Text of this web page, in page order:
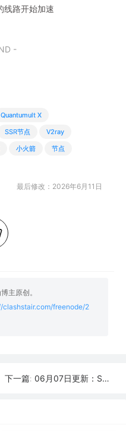
线路开始加速
-
Quantumult X
SSR节点
V2ray
小火箭 节点
最后修改：2026年6月11日
主原创。
clashstair.com/freenode/2
下一篇: 06月07日更新：SSR/V2Ray/Clash可用节点40条分享